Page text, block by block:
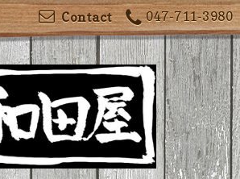
047-711-3980
Contact